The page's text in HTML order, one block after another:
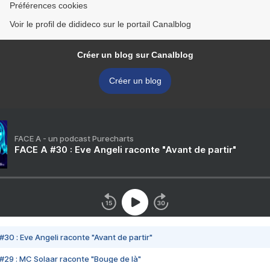
Préférences cookies
Voir le profil de didideco sur le portail Canalblog
Créer un blog sur Canalblog
Créer un blog
FACE A - un podcast Purecharts
FACE A #30 : Eve Angeli raconte "Avant de partir"
#30 : Eve Angeli raconte "Avant de partir"
#29 : MC Solaar raconte "Bouge de là"